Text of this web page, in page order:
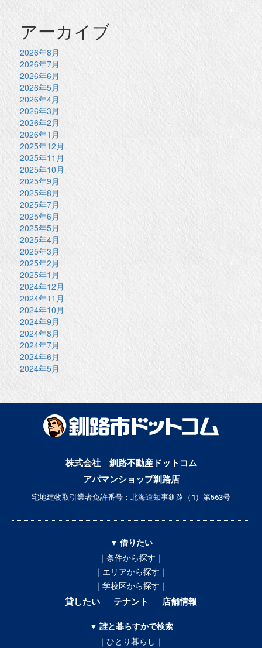
アーカイブ
2026年8月
2026年7月
2026年6月
2026年5月
2026年4月
2026年3月
2026年2月
2026年1月
2025年12月
2025年11月
2025年10月
2025年9月
2025年8月
2025年7月
2025年6月
2025年5月
2025年4月
2025年3月
2025年2月
2025年1月
2024年12月
2024年11月
2024年10月
2024年9月
2024年8月
2024年7月
2024年6月
2024年5月
株式会社 釧路不動産ドットコム
アパマンショップ釧路店
宅地建物取引業者免許番号：北海道知事釧路（1）第563号
▼ 借りたい
｜条件から探す｜
｜エリアから探す｜
｜学校区から探す｜
貸したい テナント 店舗情報
▼ 誰と暮らすかで検索
｜ひとり暮らし｜